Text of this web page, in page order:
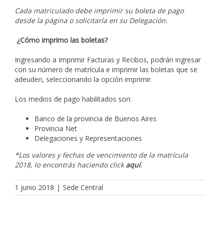
Cada matriculado debe imprimir su boleta de pago
desde la página o solicitarla en su Delegación.
¿Cómo imprimo las boletas?
Ingresando a Imprimir Facturas y Recibos, podrán ingresar
con su número de matrícula e imprimir las boletas que se
adeuden, seleccionando la opción imprimir.
Los medios de pago habilitados son:
Banco de la provincia de Buenos Aires
Provincia Net
Delegaciones y Representaciones
*Los valores y fechas de vencimiento de la matrícula
2018, lo encontrás haciendo clickaquí.
1 junio 2018 | Sede Central